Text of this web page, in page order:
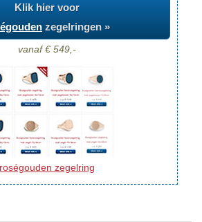
Klik hier voor
zegelringen »
vanaf € 549,-
roségouden zegelring